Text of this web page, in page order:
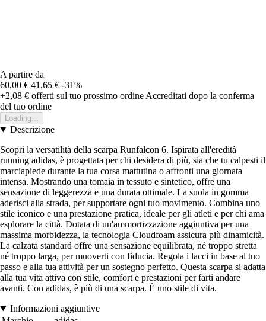
A partire da
60,00 € 41,65 € -31%
+2,08 € offerti sul tuo prossimo ordine Accreditati dopo la conferma
del tuo ordine
Loading...
Descrizione
Scopri la versatilità della scarpa Runfalcon 6. Ispirata all'eredità
running adidas, è progettata per chi desidera di più, sia che tu calpesti il
marciapiede durante la tua corsa mattutina o affronti una giornata
intensa. Mostrando una tomaia in tessuto e sintetico, offre una
sensazione di leggerezza e una durata ottimale. La suola in gomma
aderisci alla strada, per supportare ogni tuo movimento. Combina uno
stile iconico e una prestazione pratica, ideale per gli atleti e per chi ama
esplorare la città. Dotata di un'ammortizzazione aggiuntiva per una
massima morbidezza, la tecnologia Cloudfoam assicura più dinamicità.
La calzata standard offre una sensazione equilibrata, né troppo stretta
né troppo larga, per muoverti con fiducia. Regola i lacci in base al tuo
passo e alla tua attività per un sostegno perfetto. Questa scarpa si adatta
alla tua vita attiva con stile, comfort e prestazioni per farti andare
avanti. Con adidas, è più di una scarpa. È uno stile di vita.
Informazioni aggiuntive